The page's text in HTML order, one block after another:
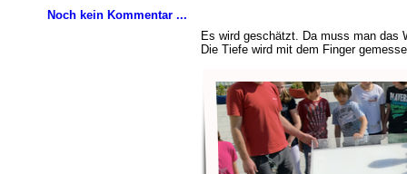
Noch kein Kommentar ...
Es wird geschätzt. Da muss man das
Die Tiefe wird mit dem Finger